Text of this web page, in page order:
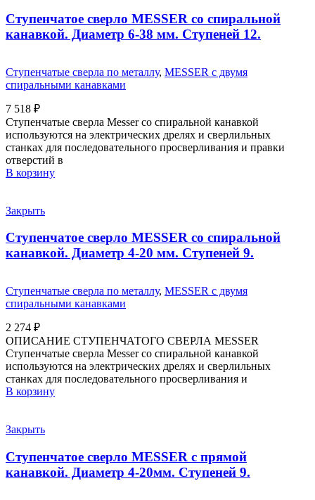
Ступенчатое сверло MESSER со спиральной
канавкой. Диаметр 6-38 мм. Ступеней 12.
Ступенчатые сверла по металлу, MESSER с двумя
спиральными канавками
7 518 ₽
Ступенчатые сверла Messer со спиральной канавкой
используются на электрических дрелях и сверлильных
станках для последовательного просверливания и правки
отверстий в
В корзину
Закрыть
Ступенчатое сверло MESSER со спиральной
канавкой. Диаметр 4-20 мм. Ступеней 9.
Ступенчатые сверла по металлу, MESSER с двумя
спиральными канавками
2 274 ₽
ОПИСАНИЕ СТУПЕНЧАТОГО СВЕРЛА MESSER
Ступенчатые сверла Messer со спиральной канавкой
используются на электрических дрелях и сверлильных
станках для последовательного просверливания и
В корзину
Закрыть
Ступенчатое сверло MESSER с прямой
канавкой. Диаметр 4-20мм. Ступеней 9.